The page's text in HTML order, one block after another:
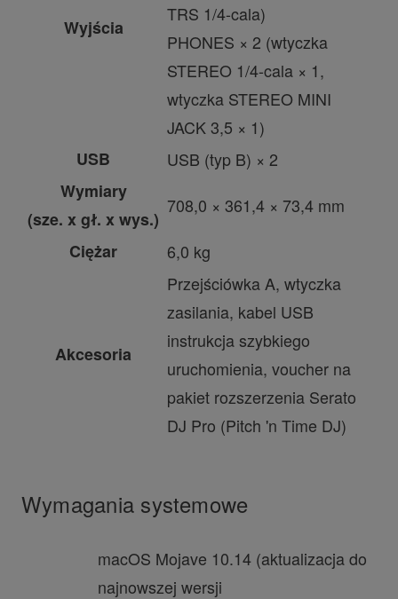
Wyjścia
TRS 1/4-cala)
PHONES × 2 (wtyczka
STEREO 1/4-cala × 1,
wtyczka STEREO MINI
JACK 3,5 × 1)
USB
USB (typ B) × 2
Wymiary
(sze. x gł. x wys.)
708,0 × 361,4 × 73,4 mm
Ciężar
6,0 kg
Akcesoria
Przejściówka A, wtyczka
zasilania, kabel USB
instrukcja szybkiego
uruchomienia, voucher na
pakiet rozszerzenia Serato
DJ Pro (Pitch 'n Time DJ)
Wymagania systemowe
macOS Mojave 10.14 (aktualizacja do
najnowszej wersji